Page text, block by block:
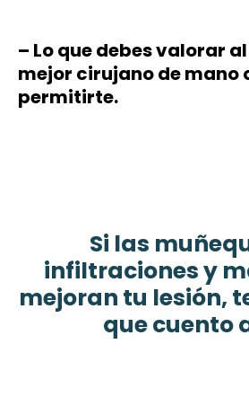
– Lo que debes valorar
mejor cirujano de mano
permitirte.
Si las
infiltraciones y
mejoran tu lesión,
que cuento